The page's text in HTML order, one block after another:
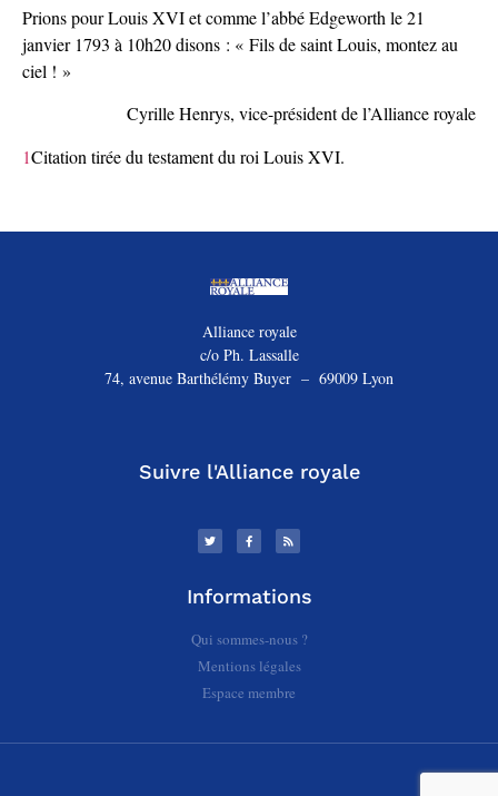
Prions pour Louis XVI et comme l’abbé Edgeworth le 21
janvier 1793 à 10h20 disons : « Fils de saint Louis, montez au
ciel ! »
Cyrille Henrys, vice-président de l’Alliance royale
1Citation tirée du testament du roi Louis XVI.
Alliance royale
c/o Ph. Lassalle
74, avenue Barthélémy Buyer – 69009 Lyon
Suivre l'Alliance royale
Informations
Qui sommes-nous ?
Mentions légales
Espace membre